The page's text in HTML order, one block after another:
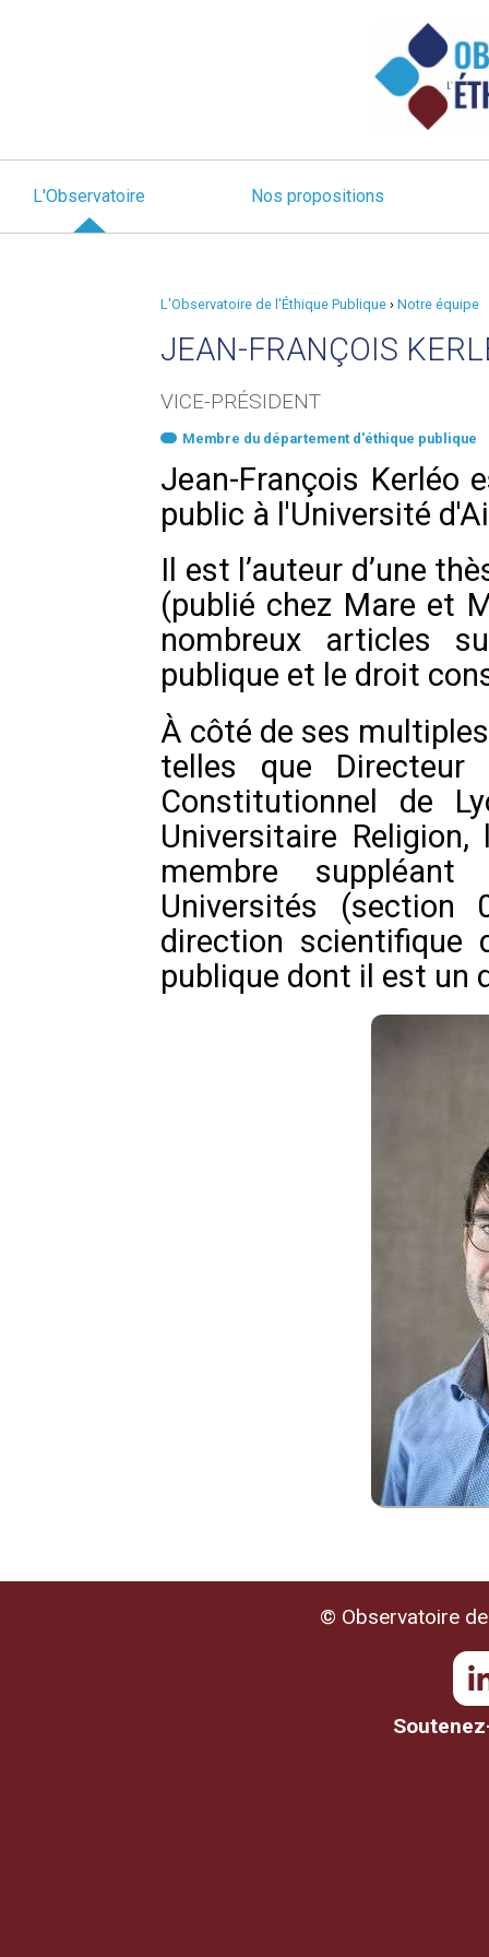
L'Observatoire Nos propositions
L'Observatoire de l'Éthique Publique › Notre équipe
JEAN-FRANÇOIS
VICE-PRÉSIDENT
Membre du département d'éthique publique
Jean-François Kerléo
public à l'Université
Il est l’auteur d’une
(publié chez Mare et
nombreux articles
publique et le droit
À côté de ses
telles que
Constitutionnel de
Universitaire
membre
Universités (section
direction scientifique
publique dont il est un
© Observatoire